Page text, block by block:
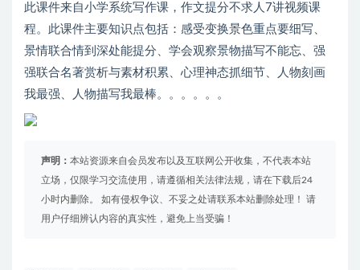
此课件来自小学系统写作课，作文提分不求人7讲视频课
程。此课件主要知识点包括：感受变换景色重点要细写、
景情联合情到深处能提分、学会观察景物描写不能忘、强
强联合名著赏析与素材积累、心理神态抓细节、人物刻画
我最强、人物描写我最棒。。。。。。
声明： 本站资源来自会员发布以及互联网公开收集，不代表本站
立场，仅限学习交流使用，请遵循相关法律法规，请在下载后24
小时内删除。 如有侵权争议、不妥之处请联系本站删除处理！ 请
用户仔细辨认内容的真实性，避免上当受骗！